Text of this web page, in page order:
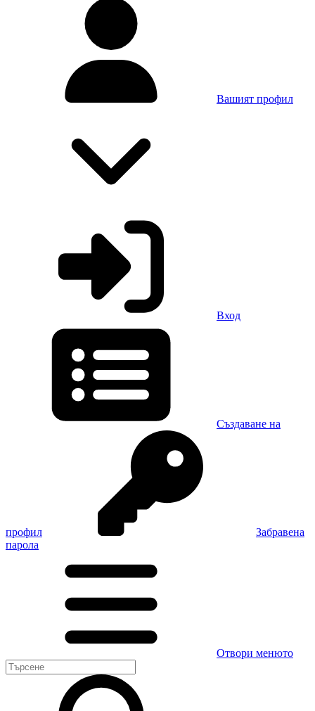
Вашият профил
Вход
Създаване на
профил
Забравена
парола
Отвори менюто